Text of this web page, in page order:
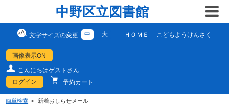
中野区立図書館
文字サイズの変更 中 大 ＨＯＭＥ こどもようけんさく
画像表示ON
こんにちはゲストさん
ログイン
予約カート
簡単検索 新着おしらせメール